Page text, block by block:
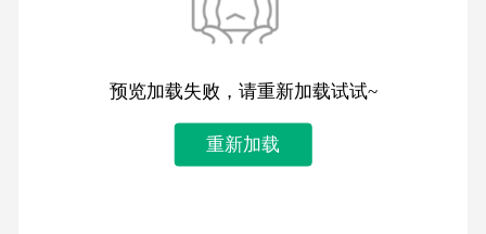
预览加载失败，请重新加载试试~
重新加载